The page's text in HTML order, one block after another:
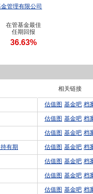
管理有限公司
在管基金最佳
任期回报
36.63%
相关链接
估值图 基金吧 档
估值图 基金吧 档
估值图 基金吧 档
有期 估值图 基金吧 档
估值图 基金吧 档
估值图 基金吧 档
估值图 基金吧 档